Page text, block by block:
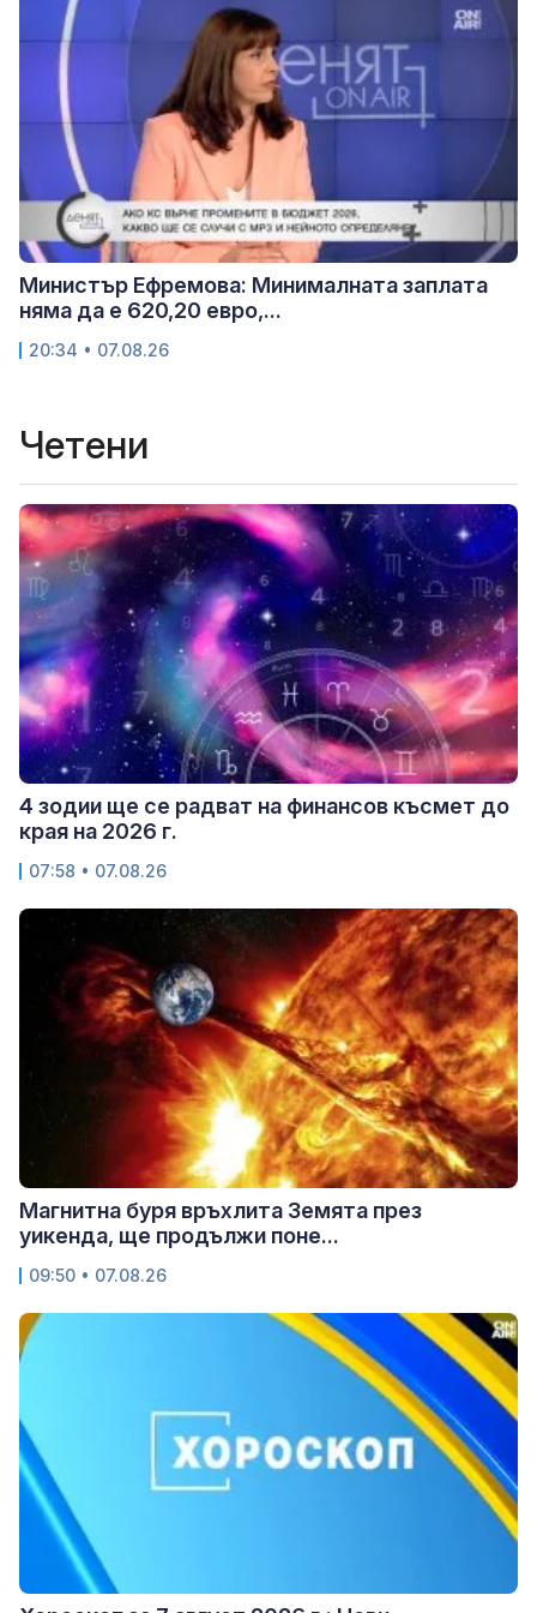
Министър Ефремова: Минималната заплата
няма да е 620,20 евро,...
20:34 • 07.08.26
Четени
4 зодии ще се радват на финансов късмет до
края на 2026 г.
07:58 • 07.08.26
Магнитна буря връхлита Земята през
уикенда, ще продължи поне...
09:50 • 07.08.26